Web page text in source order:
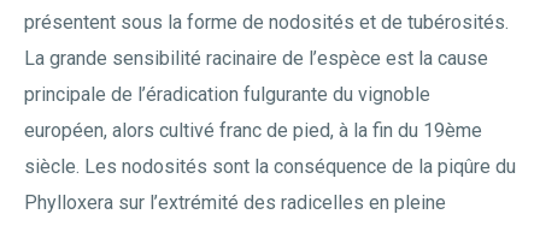
présentent sous la forme de nodosités et de tubérosités.
La grande sensibilité racinaire de l’espèce est la cause
principale de l’éradication fulgurante du vignoble
européen, alors cultivé franc de pied, à la fin du 19ème
siècle. Les nodosités sont la conséquence de la piqûre du
Phylloxera sur l’extrémité des radicelles en pleine